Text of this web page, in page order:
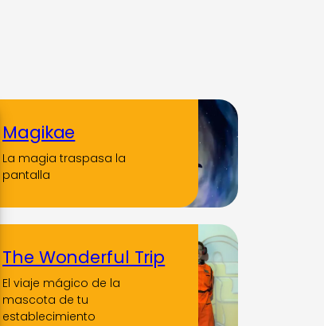
Magikae
La magia traspasa la
pantalla
The Wonderful Trip
El viaje mágico de la
mascota de tu
establecimiento